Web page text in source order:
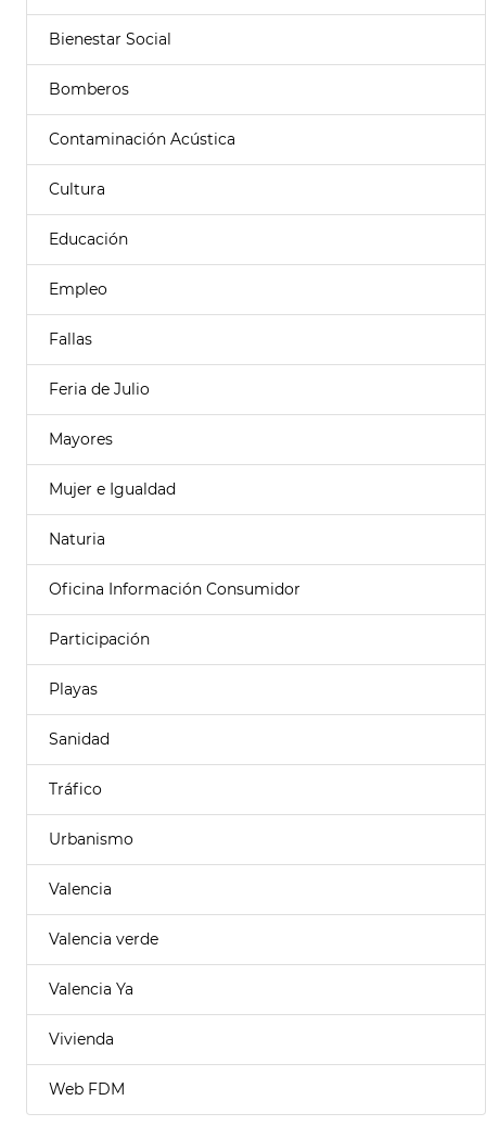
Bienestar Social
Bomberos
Contaminación Acústica
Cultura
Educación
Empleo
Fallas
Feria de Julio
Mayores
Mujer e Igualdad
Naturia
Oficina Información Consumidor
Participación
Playas
Sanidad
Tráfico
Urbanismo
Valencia
Valencia verde
Valencia Ya
Vivienda
Web FDM